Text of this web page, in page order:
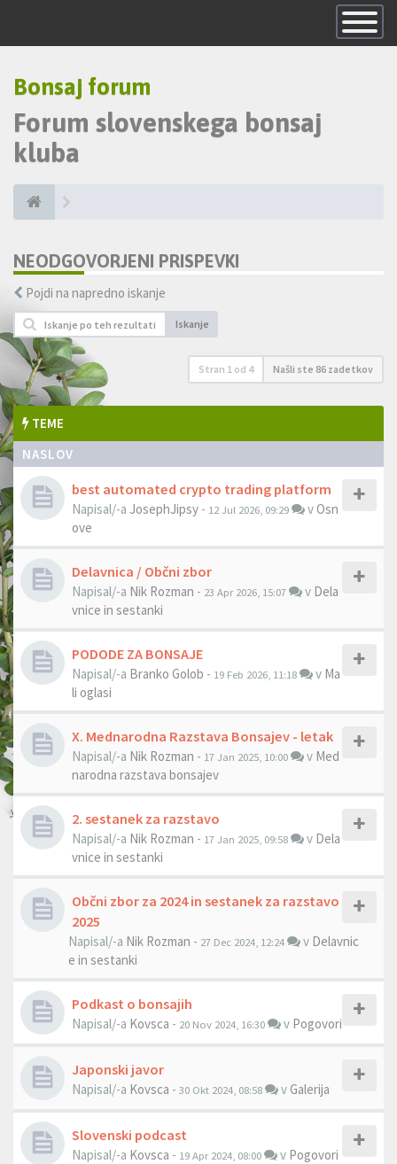
Skrij
navigacijo
Bonsaj forum
Forum slovenskega bonsaj
kluba
NEODGOVORJENI PRISPEVKI
Pojdi na napredno iskanje
Iskanje
Stran 1 od 4 Našli ste 86 zadetkov
TEME
NASLOV
best automated crypto trading platform
Napisal/-a JosephJipsy - 12 Jul 2026, 09:29 vOsn
ove
Delavnica / Občni zbor
Napisal/-a Nik Rozman - 23 Apr 2026, 15:07 v Dela
vnice in sestanki
PODODE ZA BONSAJE
Napisal/-a Branko Golob - 19 Feb 2026, 11:18 v Ma
li oglasi
X. Mednarodna Razstava Bonsajev - letak
Napisal/-a Nik Rozman - 17 Jan 2025, 10:00 v Med
narodna razstava bonsajev
2. sestanek za razstavo
Napisal/-a Nik Rozman - 17 Jan 2025, 09:58 v Dela
vnice in sestanki
Občni zbor za 2024 in sestanek za razstavo
2025
Napisal/-a Nik Rozman - 27 Dec 2024, 12:24 v Delavnic
e in sestanki
Podkast o bonsajih
Napisal/-a Kovsca - 20 Nov 2024, 16:30 v Pogovori
Japonski javor
Napisal/-a Kovsca - 30 Okt 2024, 08:58 v Galerija
Slovenski podcast
Napisal/-a Kovsca - 19 Apr 2024, 08:00 v Pogovori